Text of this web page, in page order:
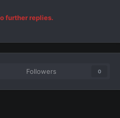
further replies.
Followers 0